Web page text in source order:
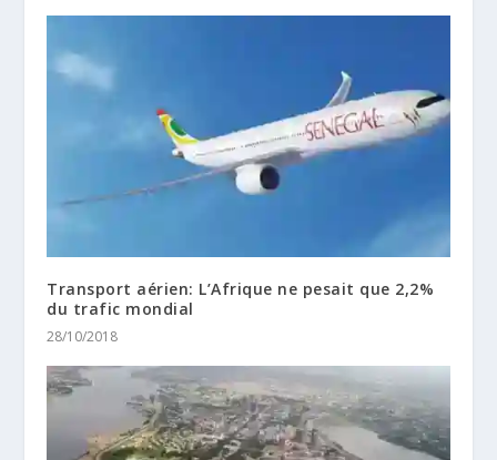
Transport aérien: L’Afrique ne pesait que 2,2%
du trafic mondial
28/10/2018